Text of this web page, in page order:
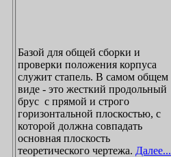
Базой для общей сборки и
проверки положения корпуса
служит стапель. В самом общем
виде - это жесткий продольный
брус с прямой и строго
горизонтальной плоскостью, с
которой должна совпадать
основная плоскость
теоретического чертежа. Далее...